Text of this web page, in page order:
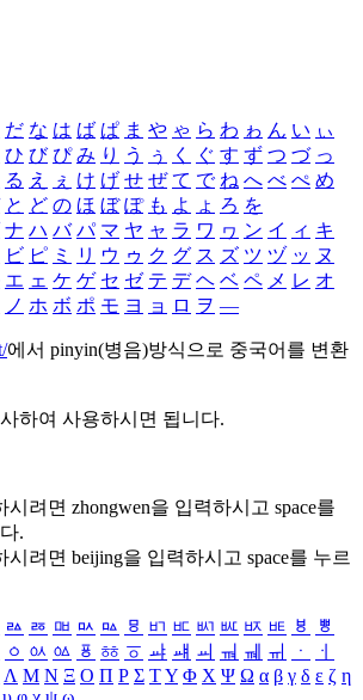
だ な は ば ぱ ま や ゃ ら わ ゎ ん い ぃ
ひ び ぴ み り う ぅ く ぐ す ず つ づ っ
る え ぇ け げ せ ぜ て で ね へ べ ぺ め
と ど の ほ ぼ ぽ も よ ょ ろ を
ナ ハ バ パ マ ヤ ャ ラ ワ ヮ ン イ ィ キ
ビ ピ ミ リ ウ ゥ ク グ ス ズ ツ ヅ ッ ヌ
エ ェ ケ ゲ セ ゼ テ デ ヘ ベ ペ メ レ オ
ノ ホ ボ ポ モ ヨ ョ ロ ヲ ―
에서 pinyin(병음)방식으로 중국어를 변환
하여 사용하시면 됩니다.
시려면 zhongwen을 입력하시고 space를
.
시려면 beijing을 입력하시고 space를 누르
ㅬ ㅭ ㅮ ㅯ ㅰ ㅱ ㅲ ㅳ ㅴ ㅵ ㅶ ㅷ ㅸ
ㅹ
ㆁ ㆂ ㆃ ㆄ ㆅ ㆆ ㆇ ㆈ ㆉ ㆊ ㆋ ㆌ ㆍ
ㆎ
Λ Μ Ν Ξ Ο Π Ρ Σ ΤΥ Φ Χ Ψ Ω α β γ δ ε ζ η